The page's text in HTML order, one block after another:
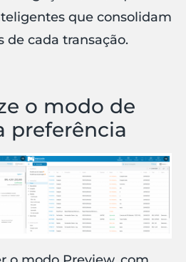
que consolidam
de cada transação.
o modo de
preferência